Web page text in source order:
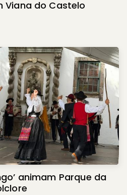
Viana do Castelo
animam Parque da